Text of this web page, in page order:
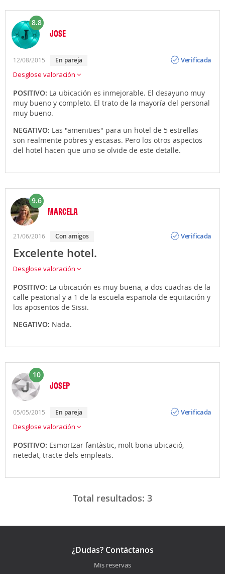
8.8
JOSE
12/08/2015 en pareja
Verificada
Desglose valoración
POSITIVO: La ubicación es inmejorable. El desayuno muy
muy bueno y completo. El trato de la mayoría del personal
muy bueno.
NEGATIVO: Las "amenities" para un hotel de 5 estrellas
son realmente pobres y escasas. Pero los otros aspectos
del hotel hacen que uno se olvide de este detalle.
9.6
MARCELA
21/06/2016 con amigos
Verificada
Excelente hotel.
Desglose valoración
POSITIVO: La ubicación es muy buena, a dos cuadras de la
calle peatonal y a 1 de la escuela española de equitación y
los aposentos de Sissi.
NEGATIVO: Nada.
10
JOSEP
05/05/2015 en pareja
Verificada
Desglose valoración
POSITIVO: Esmortzar fantàstic, molt bona ubicació,
netedat, tracte dels empleats.
Total resultados: 3
¿Dudas? Contáctanos
Mis reservas